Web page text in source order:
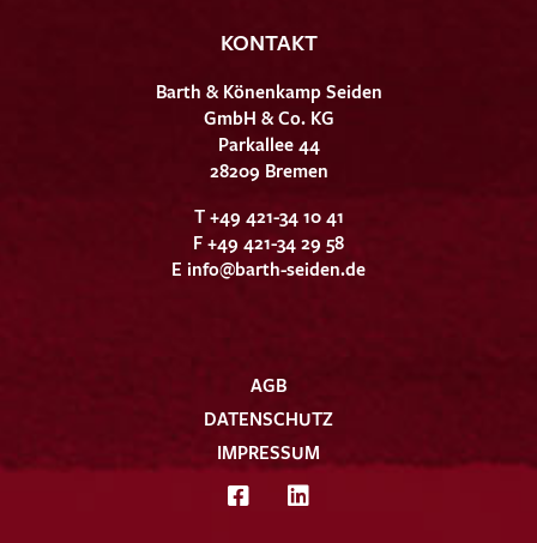
KONTAKT
Barth & Könenkamp Seiden
GmbH & Co. KG
Parkallee 44
28209 Bremen
T +49 421-34 10 41
F +49 421-34 29 58
E info@barth-seiden.de
AGB
DATENSCHUTZ
IMPRESSUM